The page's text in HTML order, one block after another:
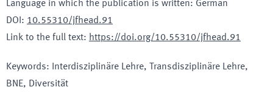
Language in which the publication is written: German
DOI : 10.55310/jfhead.91
Link to the full text: https://doi.org/10.55310/jfhead.91
Keywords:
Interdisziplinäre Lehre, Transdisziplinäre Lehre,
BNE, Diversität